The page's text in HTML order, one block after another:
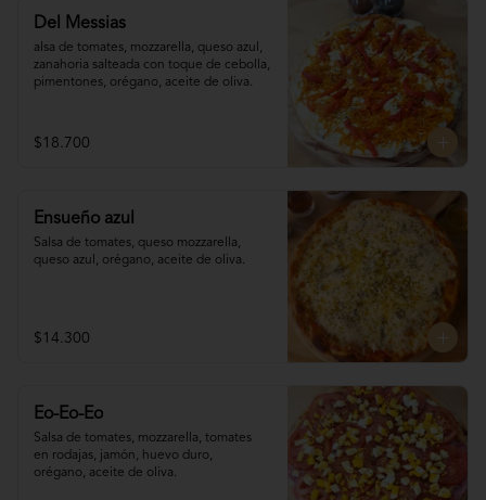
Del Messias
alsa de tomates, mozzarella, queso azul,
zanahoria salteada con toque de cebolla,
pimentones, orégano, aceite de oliva.
$18.700
Ensueño azul
Salsa de tomates, queso mozzarella,
queso azul, orégano, aceite de oliva.
$14.300
Eo-Eo-Eo
Salsa de tomates, mozzarella, tomates
en rodajas, jamón, huevo duro,
orégano, aceite de oliva.